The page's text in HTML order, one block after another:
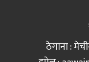
ठेगाना :